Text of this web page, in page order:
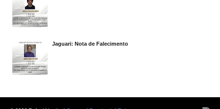
Jaguari: Nota de Falecimento